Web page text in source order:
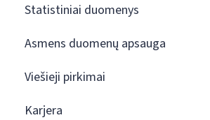
Statistiniai duomenys
Asmens duomenų apsauga
Viešieji pirkimai
Karjera